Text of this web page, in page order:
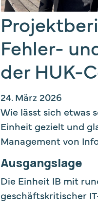
Fehler-
der HUK-
24. März 2026
Wie lässt sich etwas
Einheit gezielt und
Management von
Ausgangslage
Die Einheit IB mit
geschäftskritischer